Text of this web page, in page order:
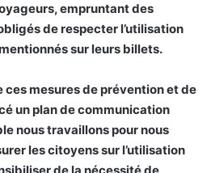
empruntant des
de respecter l’utilisation
sur leurs billets.
ces mesures de prévention et de
un plan de communication
nous travaillons pour nous
les citoyens sur l’utilisation